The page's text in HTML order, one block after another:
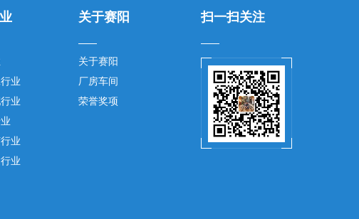
业
业
业
业
关于赛阳
关于赛阳
厂房车间
荣誉奖项
扫一扫关注